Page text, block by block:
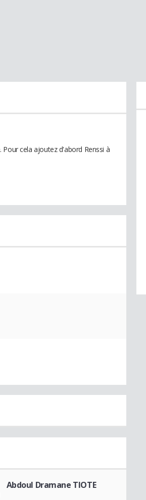
cela ajoutez d'abord Renssi à
Abdoul Dramane TIOTE